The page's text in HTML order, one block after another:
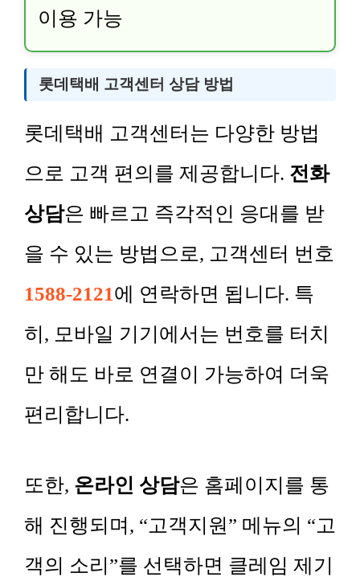
이용 가능
롯데택배 고객센터 상담 방법
롯데택배 고객센터는 다양한 방법
으로 고객 편의를 제공합니다. 전화
상담은 빠르고 즉각적인 응대를 받
을 수 있는 방법으로, 고객센터 번호
1588-2121에 연락하면 됩니다. 특
히, 모바일 기기에서는 번호를 터치
만 해도 바로 연결이 가능하여 더욱
편리합니다.
또한, 온라인 상담은 홈페이지를 통
해 진행되며, “고객지원” 메뉴의 “고
객의 소리”를 선택하면 클레임 제기